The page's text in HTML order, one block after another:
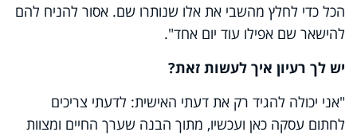
הכל כדי לחלץ מהשבי את אלו שנותרו שם. אסור להניח להם
להישאר שם אפילו עוד יום אחד".
יש לך רעיון איך לעשות זאת?
"אני יכולה להגיד רק את דעתי האישית: לדעתי צריכים
לחתום עסקה כאן ועכשיו, מתוך הבנה שערך החיים ומצוות